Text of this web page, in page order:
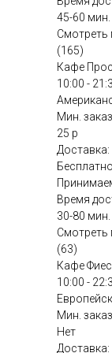
45-60 мин.
(165)
Кафе
10:00 -
Мин.
25 р
Доставка:
Бесплатно
Время
30-80 мин.
(63)
Кафе
10:00 -
Мин.
Нет
Доставка: